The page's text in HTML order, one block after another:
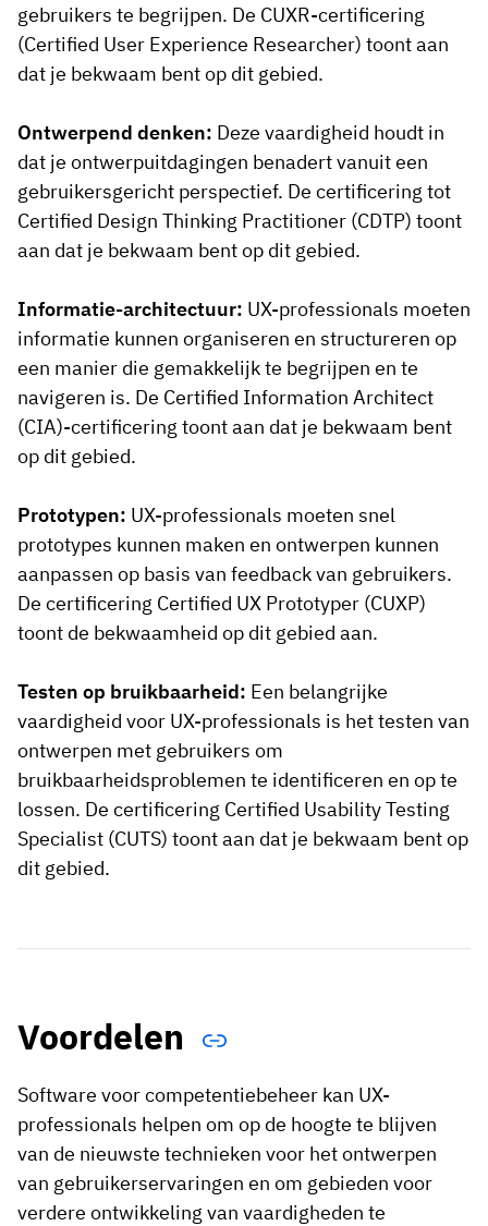
gebruikers te begrijpen. De CUXR-certificering
(Certified User Experience Researcher) toont aan
dat je bekwaam bent op dit gebied.
Ontwerpend denken: Deze vaardigheid houdt in
dat je ontwerpuitdagingen benadert vanuit een
gebruikersgericht perspectief. De certificering tot
Certified Design Thinking Practitioner (CDTP) toont
aan dat je bekwaam bent op dit gebied.
Informatie-architectuur: UX-professionals moeten
informatie kunnen organiseren en structureren op
een manier die gemakkelijk te begrijpen en te
navigeren is. De Certified Information Architect
(CIA)-certificering toont aan dat je bekwaam bent
op dit gebied.
Prototypen: UX-professionals moeten snel
prototypes kunnen maken en ontwerpen kunnen
aanpassen op basis van feedback van gebruikers.
De certificering Certified UX Prototyper (CUXP)
toont de bekwaamheid op dit gebied aan.
Testen op bruikbaarheid: Een belangrijke
vaardigheid voor UX-professionals is het testen van
ontwerpen met gebruikers om
bruikbaarheidsproblemen te identificeren en op te
lossen. De certificering Certified Usability Testing
Specialist (CUTS) toont aan dat je bekwaam bent op
dit gebied.
Voordelen
Software voor competentiebeheer kan UX-
professionals helpen om op de hoogte te blijven
van de nieuwste technieken voor het ontwerpen
van gebruikerservaringen en om gebieden voor
verdere ontwikkeling van vaardigheden te